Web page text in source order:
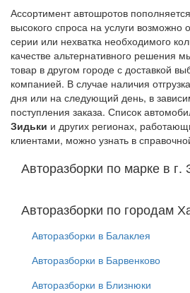
Ассортимент автошротов
высокого спроса на услуги возможно
серии или нехватка необходимого
качестве альтернативного решения
товар в другом городе с доставкой
компанией. В случае наличия
дня или на следующий день, в
поступления заказа. Список
Зидьки и других регионах,
клиентами, можно узнать в
Авторазборки по марке в г.
Авторазборки по городам
Авторазборки в Балаклея
Авторазборки в Барвенково
Авторазборки в Близнюки